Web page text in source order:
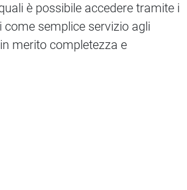
è possibile accedere tramite i
semplice servizio agli
merito completezza e